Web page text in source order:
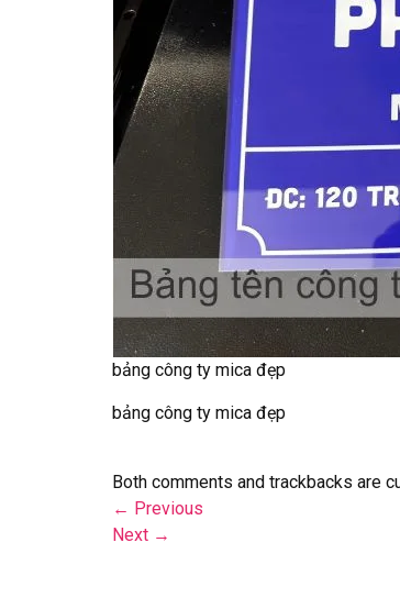
bảng công ty mica đẹp
bảng công ty mica đẹp
Both comments and trackbacks are
← Previous
Next →